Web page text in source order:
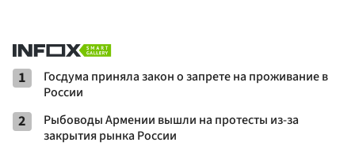
1
Госдума приняла закон о запрете на проживание в
России
2
Рыбоводы Армении вышли на протесты из-за
закрытия рынка России